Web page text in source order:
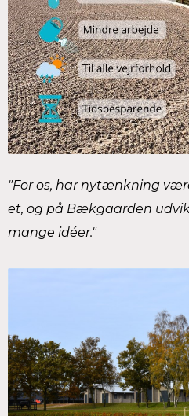
"For os, har nytænkning
et, og på Bækgaarden
mange idéer."